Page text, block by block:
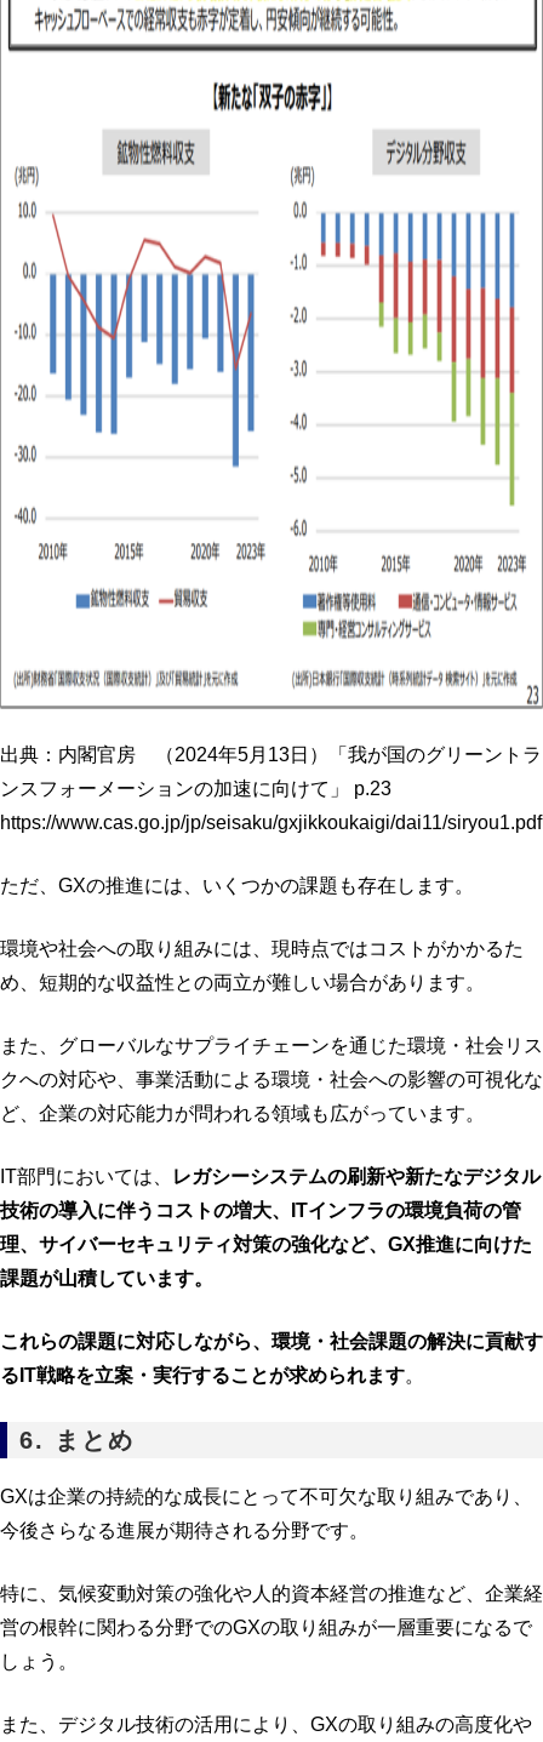
出典：内閣官房 （2024年5月13日）「我が国のグリーントラ
ンスフォーメーションの加速に向けて」 p.23
https://www.cas.go.jp/jp/seisaku/gxjikkoukaigi/dai11/siryou1.pdf
ただ、GXの推進には、いくつかの課題も存在します。
環境や社会への取り組みには、現時点ではコストがかかるた
め、短期的な収益性との両立が難しい場合があります。
また、グローバルなサプライチェーンを通じた環境・社会リス
クへの対応や、事業活動による環境・社会への影響の可視化な
ど、企業の対応能力が問われる領域も広がっています。
IT部門においては、
レガシーシステムの刷新や新たなデジタル
技術の導入に伴うコストの増大、ITインフラの環境負荷の管
理、サイバーセキュリティ対策の強化など、GX推進に向けた
課題が山積しています。
これらの課題に対応しながら、環境・社会課題の解決に貢献す
るIT戦略を立案・実行することが求められます。
6. まとめ
GXは企業の持続的な成長にとって不可欠な取り組みであり、
今後さらなる進展が期待される分野です。
特に、気候変動対策の強化や人的資本経営の推進など、企業経
営の根幹に関わる分野でのGXの取り組みが一層重要になるで
しょう。
また、デジタル技術の活用により、GXの取り組みの高度化や